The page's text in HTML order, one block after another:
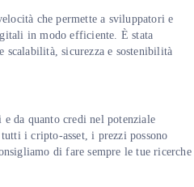
che permette a sviluppatori e
in modo efficiente. È stata
scalabilità, sicurezza e sostenibilità
da quanto credi nel potenziale
i cripto-asset, i prezzi possono
di fare sempre le tue ricerche